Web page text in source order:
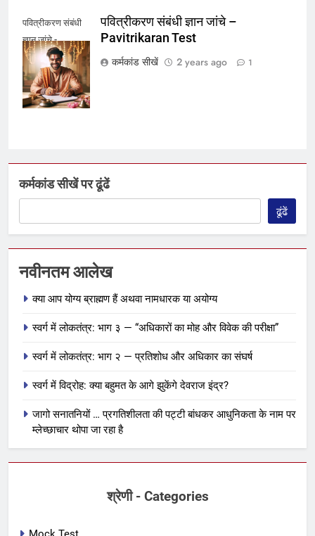
पवित्रीकरण संबंधी
ज्ञान जांचे -
Pavitrikaran
Test
पवित्रीकरण संबंधी ज्ञान जांचे –
Pavitrikaran Test
कर्मकांड सीखें
2 years ago 1
कर्मकांड सीखें पर ढूंढें
ढूंढें
नवीनतम आलेख
क्या आप योग्य ब्राह्मण हैं अथवा नामधारक या अयोग्य
स्वर्ग में लोकतंत्र: भाग ३ — “अधिकारों का मोह और विवेक की परीक्षा”
स्वर्ग में लोकतंत्र: भाग २ — प्रतिशोध और अधिकार का संघर्ष
स्वर्ग में विद्रोह: क्या बहुमत के आगे झुकेंगे देवराज इंद्र?
जागो सनातनियों … प्रगतिशीलता की पट्टी बांधकर आधुनिकता के नाम पर
म्लेच्छाचार थोपा जा रहा है
श्रेणी - Categories